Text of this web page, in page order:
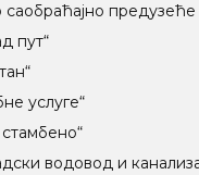
предузеће
пут“
услуге“
водовод и